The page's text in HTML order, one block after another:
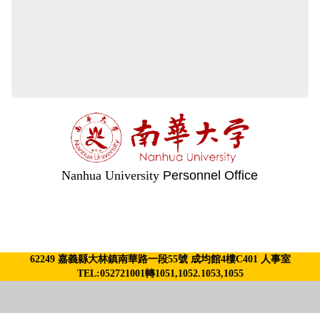
Nanhua University Personnel Office
62249 嘉義縣大林鎮南華路一段55號 成均館4樓C401 人事室
TEL:052721001轉1051,1052.1053,1055